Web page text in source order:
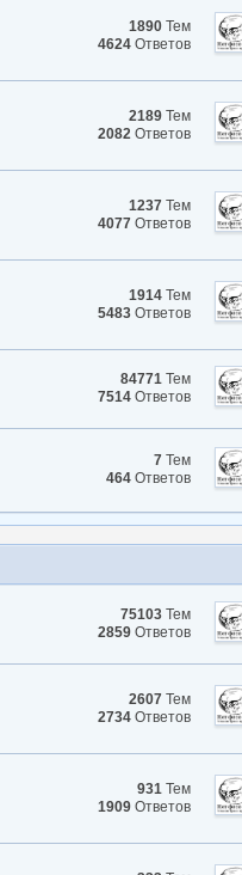
1890 Тем
4624 Ответов
2189 Тем
2082 Ответов
1237 Тем
4077 Ответов
1914 Тем
5483 Ответов
84771 Тем
7514 Ответов
7 Тем
464 Ответов
75103 Тем
2859 Ответов
2607 Тем
2734 Ответов
931 Тем
1909 Ответов